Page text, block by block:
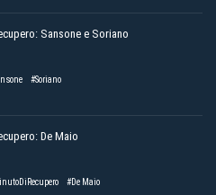
Sansone e Soriano
#Soriano
De Maio
#De Maio